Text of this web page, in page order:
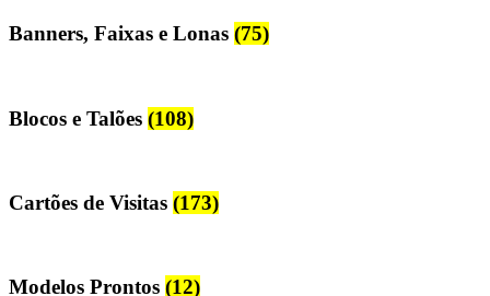
Banners, Faixas e Lonas (75)
Blocos e Talões (108)
Cartões de Visitas (173)
Modelos Prontos (12)